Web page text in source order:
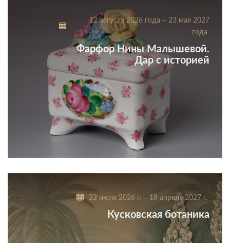
12 августа 2026 года – 23 мая 2027
года
Фарфор Нины Малышевой.
Дар с историей
Выставка выдающегося скульптора Дулевского
22 июля 2026 г. – 18 апреля 2027 г.
Кусковская ботаника